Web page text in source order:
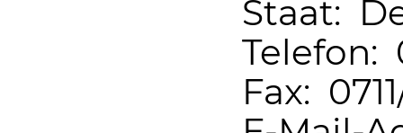
Staat:
Telefon:
Fax: